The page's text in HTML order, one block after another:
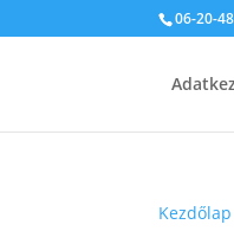
06-20-
Kezdőlap